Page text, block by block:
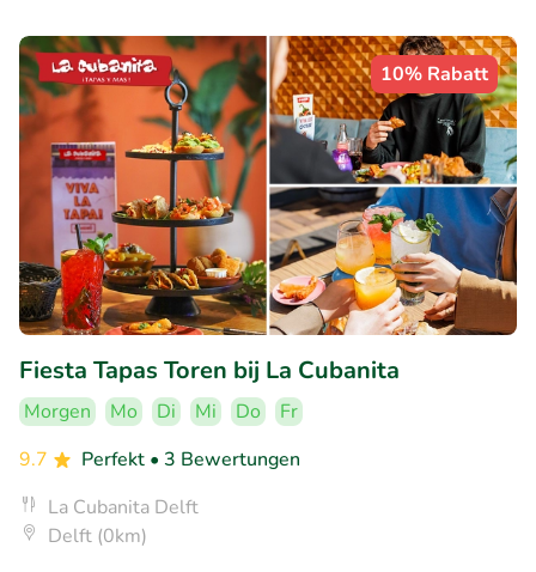
10% Rabatt
Fiesta Tapas Toren bij La Cubanita
Morgen Mo Di Mi Do
Fr
9.7
Perfekt • 3 Bewertungen
La Cubanita Delft
Delft (0km)